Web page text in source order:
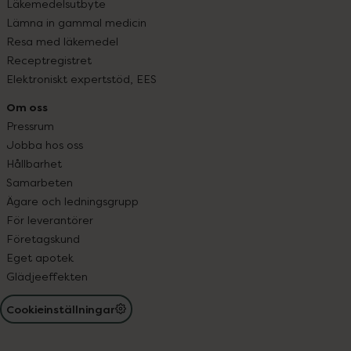
Läkemedelsutbyte
Lämna in gammal medicin
Resa med läkemedel
Receptregistret
Elektroniskt expertstöd, EES
Om oss
Pressrum
Jobba hos oss
Hållbarhet
Samarbeten
Ägare och ledningsgrupp
För leverantörer
Företagskund
Eget apotek
Glädjeeffekten
Cookieinställningar